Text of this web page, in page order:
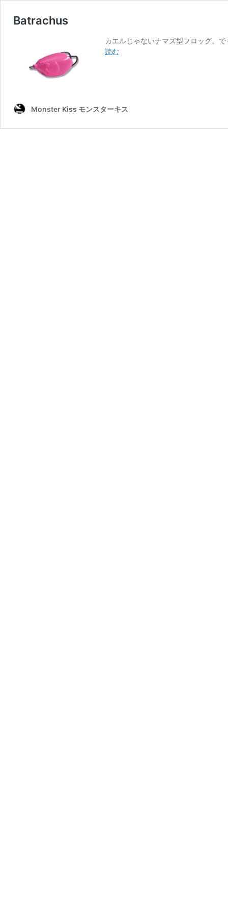
Batrachus
カエルじゃないナマズ型フロッグ。
読むBatrachus
Monster Kiss モンスターキス